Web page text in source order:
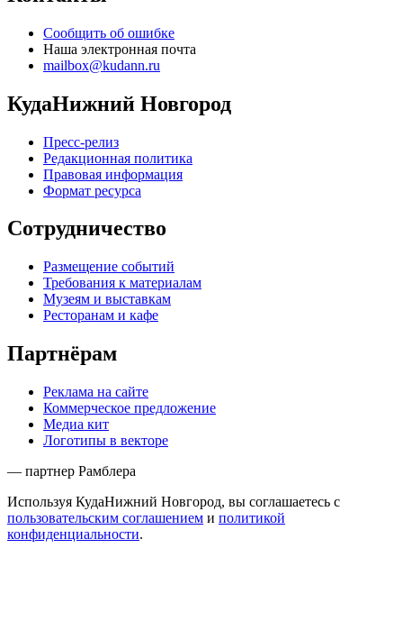
Сообщить об ошибке
Наша электронная почта
mailbox@kudann.ru
КудаНижний Новгород
Пресс-релиз
Редакционная политика
Правовая информация
Формат ресурса
Сотрудничество
Размещение событий
Требования к материалам
Музеям и выставкам
Ресторанам и кафе
Партнёрам
Реклама на сайте
Коммерческое предложение
Медиа кит
Логотипы в векторе
— партнер Рамблера
Используя КудаНижний Новгород, вы соглашаетесь с
пользовательским соглашением и политикой
конфиденциальности.